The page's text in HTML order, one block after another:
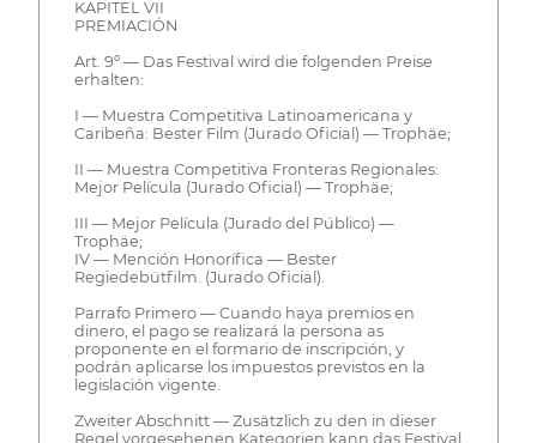
KAPITEL VII
PREMIACIÓN
Art. 9º — Das Festival wird die folgenden Preise
erhalten:
I — Muestra Competitiva Latinoamericana y
Caribeña: Bester Film (Jurado Oficial) — Trophäe;
II — Muestra Competitiva Fronteras Regionales:
Mejor Película (Jurado Oficial) — Trophäe;
III — Mejor Película (Jurado del Público) —
Trophäe;
IV — Mención Honorífica — Bester
Regiedebütfilm. (Jurado Oficial).
Parrafo Primero — Cuando haya premios en
dinero, el pago se realizará la persona as
proponente en el formario de inscripción, y
podrán aplicarse los impuestos previstos en la
legislación vigente.
Zweiter Abschnitt — Zusätzlich zu den in dieser
Regel vorgesehenen Kategorien kann das Festival